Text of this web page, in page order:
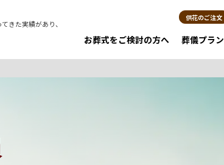
きた実績があり、
供花のご注文
お葬式をご検討の方へ 葬儀プラン